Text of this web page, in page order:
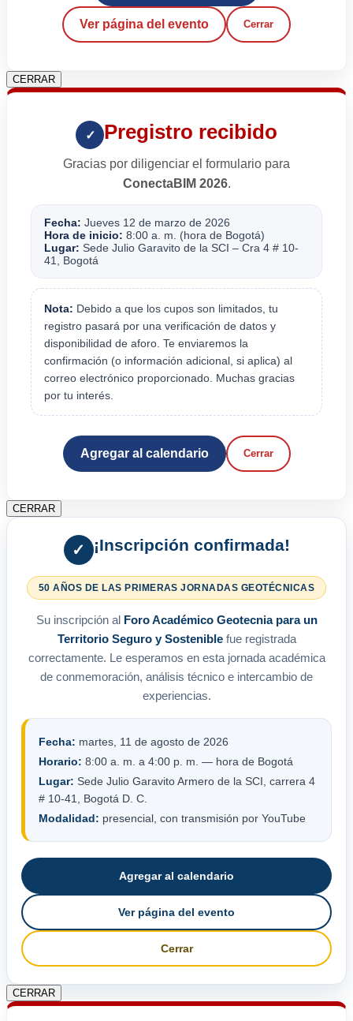
Ver página del evento Cerrar
CERRAR
✓ Pregistro recibido
Gracias por diligenciar el formulario para
ConectaBIM 2026.
Fecha: Jueves 12 de marzo de 2026
Hora de inicio: 8:00 a. m. (hora de Bogotá)
Lugar: Sede Julio Garavito de la SCI – Cra 4 # 10-
41, Bogotá
Nota: Debido a que los cupos son limitados, tu
registro pasará por una verificación de datos y
disponibilidad de aforo. Te enviaremos la
confirmación (o información adicional, si aplica) al
correo electrónico proporcionado. Muchas gracias
por tu interés.
Agregar al calendario Cerrar
CERRAR
✓ ¡Inscripción confirmada!
50 AÑOS DE LAS PRIMERAS JORNADAS GEOTÉCNICAS
Su inscripción al Foro Académico Geotecnia para un
Territorio Seguro y Sosteniblefue registrada
correctamente. Le esperamos en esta jornada académica
de conmemoración, análisis técnico e intercambio de
experiencias.
Fecha: martes, 11 de agosto de 2026
Horario: 8:00 a. m. a 4:00 p. m. — hora de Bogotá
Lugar: Sede Julio Garavito Armero de la SCI, carrera 4
# 10-41, Bogotá D. C.
Modalidad: presencial, con transmisión por YouTube
Agregar al calendario
Ver página del evento
Cerrar
CERRAR